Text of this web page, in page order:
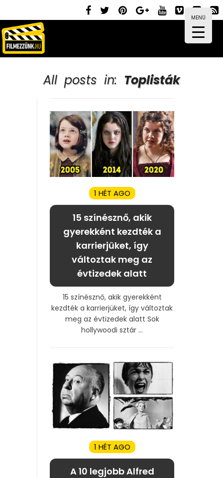
MENÜ
All posts in: Toplisták
1 HÉT AGO
15 színésznő, akik
gyerekként kezdték a
karrierjüket, így
változtak meg az
évtizedek alatt
15 színésznő, akik gyerekként
kezdték a karrierjüket, így változtak
meg az évtizedek alatt Sok
hollywoodi sztár ...
1 HÉT AGO
A 10 legjobb Alfred